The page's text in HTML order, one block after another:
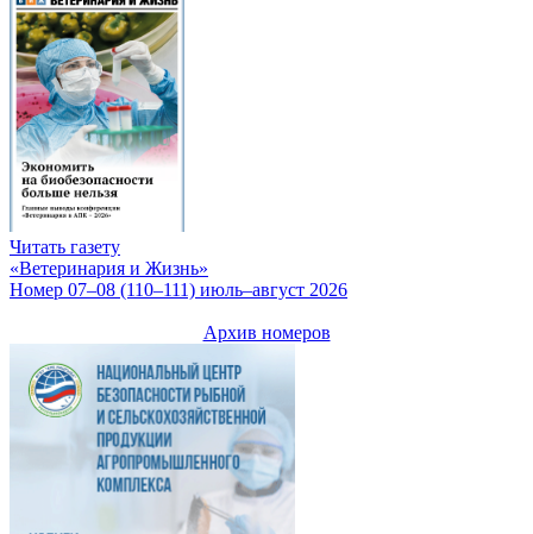
Читать газету
«Ветеринария и Жизнь»
Номер 07–08 (110–111) июль–август 2026
Архив номеров